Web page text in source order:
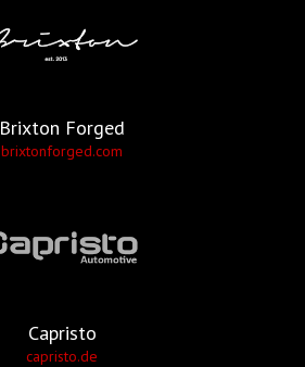
Brixton Forged
brixtonforged.com
Capristo
capristo.de